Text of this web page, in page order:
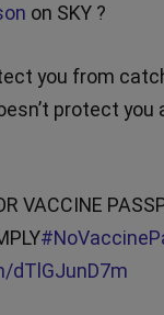
on SKY ?
you from
protect you
VACCINE
dTlGJunD7m